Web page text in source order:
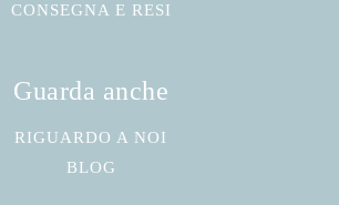
CONSEGNA E RESI
Guarda anche
RIGUARDO A NOI
BLOG